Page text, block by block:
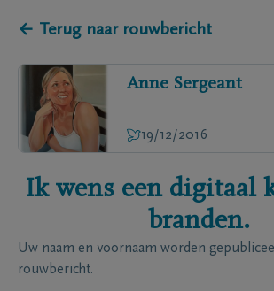
← Terug naar rouwbericht
Anne Sergeant
19/12/2016
Ik wens een digitaal
branden.
Uw naam en voornaam worden
rouwbericht.